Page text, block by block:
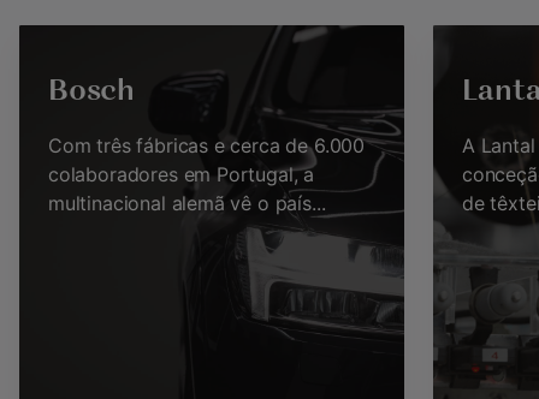
Bosch
Com três fábricas e cerca de 6.000
colaboradores em Portugal, a
multinacional alemã vê o país...
A
de